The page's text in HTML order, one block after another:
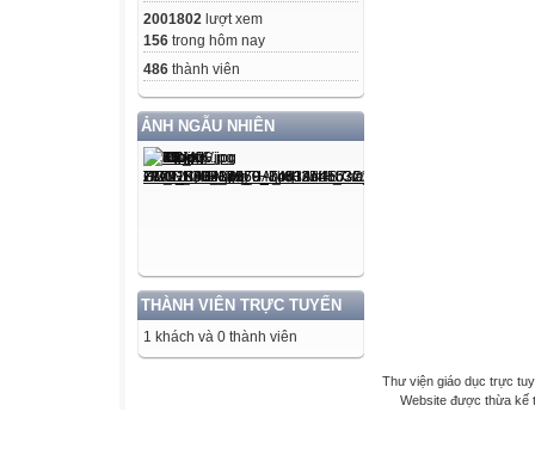
2001802 lượt xem
156 trong hôm nay
486 thành viên
ẢNH NGẪU NHIÊN
THÀNH VIÊN TRỰC TUYẾN
1 khách và 0 thành viên
Thư viện giáo dục trực
Website được thừa kế